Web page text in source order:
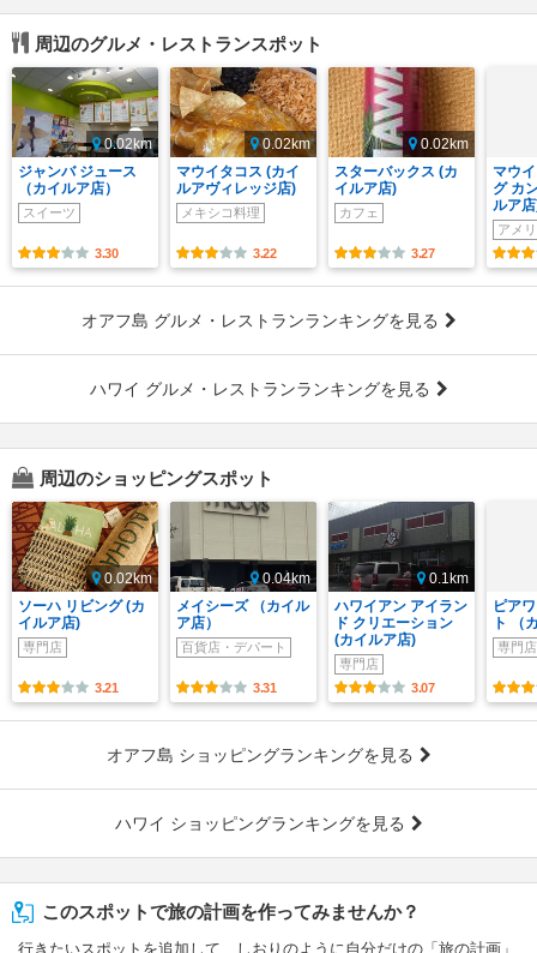
周辺のグルメ・レストランスポット
0.02km
ジャンバ ジュース
（カイルア店）
スイーツ
3.30
0.02km
マウイタコス (カイ
ルアヴィレッジ店)
メキシコ料理
3.22
0.02km
スターバックス (カ
イルア店)
カフェ
3.27
マウ
グ カ
ルア
アメ
オアフ島 グルメ・レストランランキングを見る
ハワイ グルメ・レストランランキングを見る
周辺のショッピングスポット
0.02km
ソーハ リビング (カ
イルア店)
専門店
3.21
0.04km
メイシーズ （カイル
ア店）
百貨店・デパート
3.31
0.1km
ハワイアン アイラン
ド クリエーション
(カイルア店)
専門店
3.07
ピア
ト （
専門店
オアフ島 ショッピングランキングを見る
ハワイ ショッピングランキングを見る
このスポットで旅の計画を作ってみませんか？
行きたいスポットを追加して、しおりのように自分だけの「旅の計画」